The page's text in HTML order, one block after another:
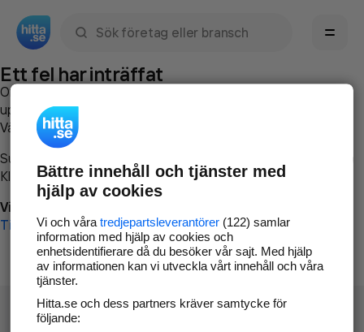
Ett fel har inträffat
Om du vill kan du
uppstod så att vi lättare och snabbare kan avhjälpa det.
Vänligen försök med följande:
Surfa till
Klicka påTillbaka-knappen i webbläsaren och försök igen
Vi beklagar besväret!
Till startsidan
Bättre innehåll och tjänster med
hjälp av cookies
Vi och våra tredjepartsleverantörer(122) samlar
information med hjälp av cookies och
enhetsidentifierare då du besöker vår sajt. Med hjälp
av informationen kan vi utveckla vårt innehåll och våra
tjänster.
Hitta.se och dess partners kräver samtycke för
följande: